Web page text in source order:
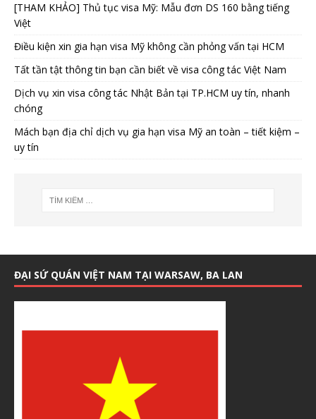
[THAM KHẢO] Thủ tục visa Mỹ: Mẫu đơn DS 160 bằng tiếng
Việt
Điều kiện xin gia hạn visa Mỹ không cần phỏng vấn tại HCM
Tất tần tật thông tin bạn cần biết về visa công tác Việt Nam
Dịch vụ xin visa công tác Nhật Bản tại TP.HCM uy tín, nhanh
chóng
Mách bạn địa chỉ dịch vụ gia hạn visa Mỹ an toàn – tiết kiệm –
uy tín
ĐẠI SỨ QUÁN VIỆT NAM TẠI WARSAW, BA LAN